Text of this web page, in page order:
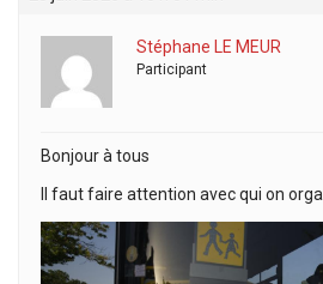
Stéphane LE MEUR
Participant
Bonjour à tous
Il faut faire attention avec qui on